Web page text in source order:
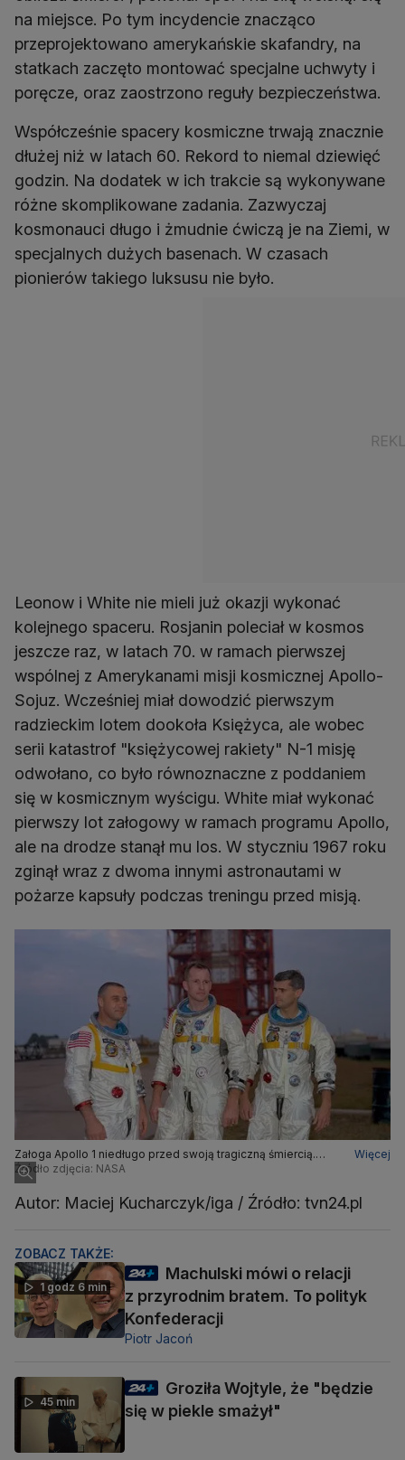
na miejsce. Po tym incydencie znacząco
przeprojektowano amerykańskie skafandry, na
statkach zaczęto montować specjalne uchwyty i
poręcze, oraz zaostrzono reguły bezpieczeństwa.
Współcześnie spacery kosmiczne trwają znacznie
dłużej niż w latach 60. Rekord to niemal dziewięć
godzin. Na dodatek w ich trakcie są wykonywane
różne skomplikowane zadania. Zazwyczaj
kosmonauci długo i żmudnie ćwiczą je na Ziemi, w
specjalnych dużych basenach. W czasach
pionierów takiego luksusu nie było.
Leonow i White nie mieli już okazji wykonać
kolejnego spaceru. Rosjanin poleciał w kosmos
jeszcze raz, w latach 70. w ramach pierwszej
wspólnej z Amerykanami misji kosmicznej Apollo-
Sojuz. Wcześniej miał dowodzić pierwszym
radzieckim lotem dookoła Księżyca, ale wobec
serii katastrof "księżycowej rakiety" N-1 misję
odwołano, co było równoznaczne z poddaniem
się w kosmicznym wyścigu. White miał wykonać
pierwszy lot załogowy w ramach programu Apollo,
ale na drodze stanął mu los. W styczniu 1967 roku
zginął wraz z dwoma innymi astronautami w
pożarze kapsuły podczas treningu przed misją.
Załoga Apollo 1 niedługo przed swoją tragiczną śmiercią.
White stoi w środku
Więcej
Źródło zdjęcia: NASA
Autor: Maciej Kucharczyk/iga / Źródło: tvn24.pl
ZOBACZ TAKŻE:
1 godz 6 min
Machulski mówi o relacji
z przyrodnim bratem. To polityk
Konfederacji
Piotr Jacoń
45 min
Groziła Wojtyle, że "będzie
się w piekle smażył"